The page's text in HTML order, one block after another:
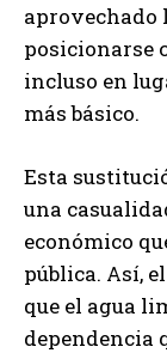
aprovechado
posicionarse
incluso en
más básico.
Esta
una
económico
pública. Así,
que el agua
dependencia